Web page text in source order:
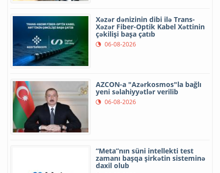
Xəzər dənizinin dibi ilə Trans-
Xəzər Fiber-Optik Kabel Xəttinin
çəkilişi başa çatıb
06-08-2026
AZCON-a "Azərkosmos"la bağlı
yeni səlahiyyətlər verilib
06-08-2026
“Meta”nın süni intellekti test
zamanı başqa şirkətin sisteminə
daxil olub